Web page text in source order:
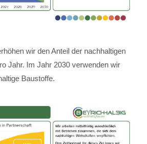
wir den Anteil der nachhaltigen
Jahr. Im Jahr 2030 verwenden wir
Baustoffe.